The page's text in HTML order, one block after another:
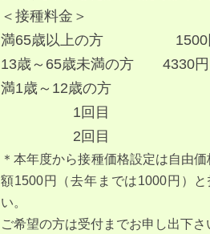
＜接種料金＞
満65歳以上の方 1500
13歳～65歳未満の方 4330円
満1歳～12歳の方
1回目
2回目
＊本年度から接種価格設定は自由
額1500円（去年までは1000円）
い。
ご希望の方は受付までお申し出下さ